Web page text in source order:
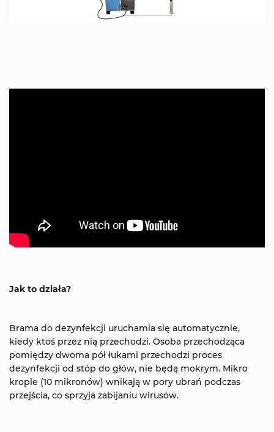
Jak to działa?
Brama do dezynfekcji uruchamia się automatycznie,
kiedy ktoś przez nią przechodzi. Osoba przechodząca
pomiędzy dwoma pół łukami przechodzi proces
dezynfekcji od stóp do głów, nie będą mokrym. Mikro
krople (10 mikronów) wnikają w pory ubrań podczas
przejścia, co sprzyja zabijaniu wirusów.